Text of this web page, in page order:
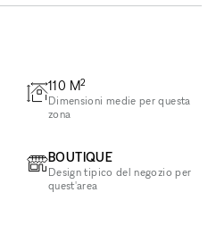
110 M2
Dimensioni medie per questa
zona
BOUTIQUE
Design tipico del negozio per
quest'area